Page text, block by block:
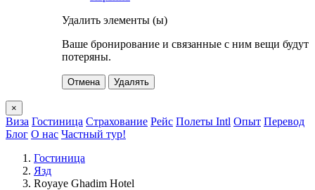
Удалить элементы (ы)
Ваше бронирование и связанные с ним вещи будут
потеряны.
Отмена Удалять
×
Виза Гостиница Страхование Рейс Полеты Intl Опыт Перевод
Блог О нас Частный тур!
Гостиница
Язд
Royaye Ghadim Hotel